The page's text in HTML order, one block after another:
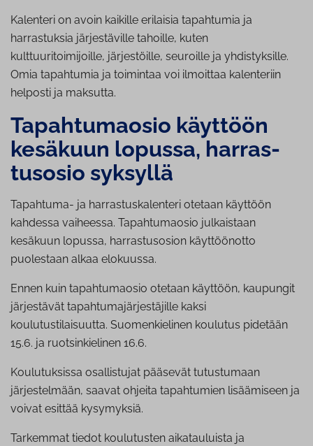
Kalenteri on avoin kaikille erilaisia tapahtumia ja
harrastuksia järjestäville tahoille, kuten
kulttuuritoimijoille, järjestöille, seuroille ja yhdistyksille.
Omia tapahtumia ja toimintaa voi ilmoittaa kalenteriin
helposti ja maksutta.
Ta­pah­tu­mao­sio käyttöön
kesäkuun lopussa, har­ras­
tuso­sio syksyllä
Tapahtuma- ja harrastuskalenteri otetaan käyttöön
kahdessa vaiheessa. Tapahtumaosio julkaistaan
kesäkuun lopussa, harrastusosion käyttöönotto
puolestaan alkaa elokuussa.
Ennen kuin tapahtumaosio otetaan käyttöön, kaupungit
järjestävät tapahtumajärjestäjille kaksi
koulutustilaisuutta. Suomenkielinen koulutus pidetään
15.6. ja ruotsinkielinen 16.6.
Koulutuksissa osallistujat pääsevät tutustumaan
järjestelmään, saavat ohjeita tapahtumien lisäämiseen ja
voivat esittää kysymyksiä.
Tarkemmat tiedot koulutusten aikatauluista ja